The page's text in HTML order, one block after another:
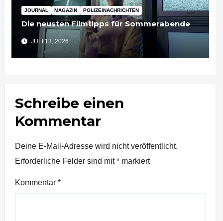
JOURNAL MAGAZIN POLIZEINACHRICHTEN
Die neusten Filmtipps für Sommerabende
JULI 13, 2026
Schreibe einen
Kommentar
Deine E-Mail-Adresse wird nicht veröffentlicht.
Erforderliche Felder sind mit* markiert
Kommentar *